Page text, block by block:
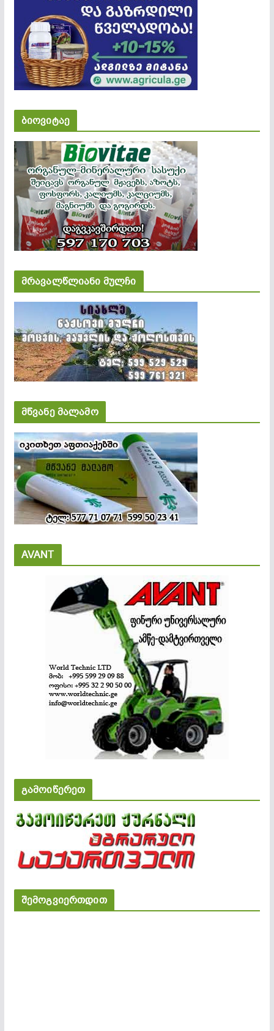
ბიოვიტაე
მრავალწლიანი მულჩი
მწვანე მალამო
AVANT
გამოიწერეთ
შემოგვიერთდით